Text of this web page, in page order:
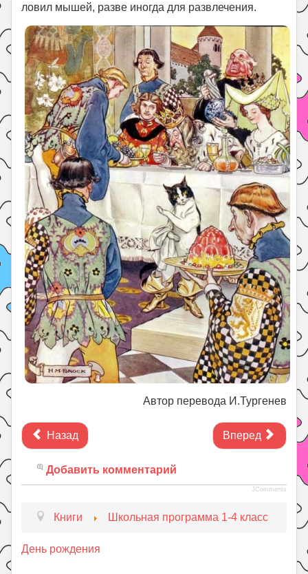
ловил мышей, разве иногда для развлечения.
Автор перевода И.Тургенев
Назад Вперед
Добавить комментарий
JComments
Книги Школьная программа 1-4 класс
День рождения